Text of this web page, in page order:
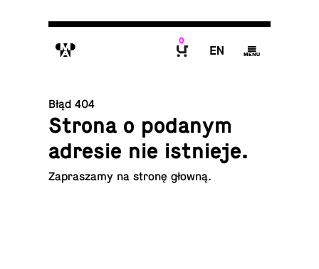
M
0
E g
Błąd 404
Strona o podanym
adresie nie istnieje.
Za­pra­sza­my na stronę głowną.